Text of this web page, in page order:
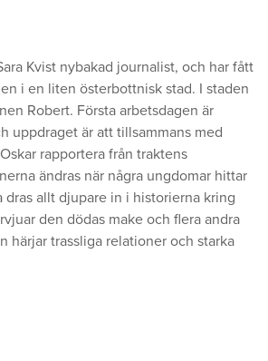
Kvist nybakad journalist, och har fått
i en liten österbottnisk stad. I staden
Robert. Första arbetsdagen är
uppdraget är att tillsammans med
rapportera från traktens
ändras när några ungdomar hittar
dras allt djupare in i historierna kring
den dödas make och flera andra
härjar trassliga relationer och starka